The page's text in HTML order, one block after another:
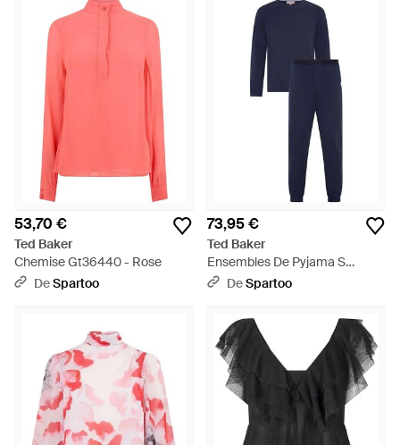
53,70 €
Ted Baker
Chemise Gt36440 - Rose
DeSpartoo
73,95 €
Ted Baker
Ensembles De Pyjama S
Gt36801 - Bleu
DeSpartoo